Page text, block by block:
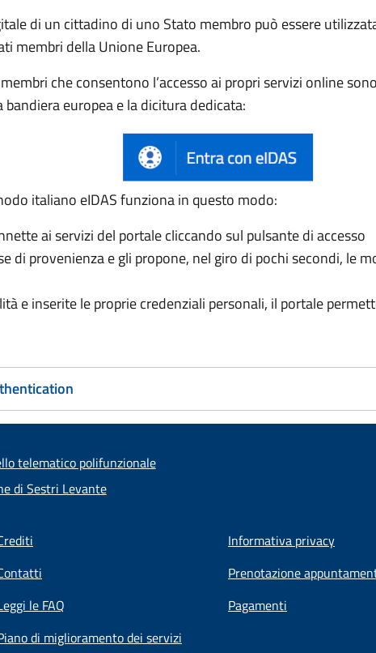
di un cittadino di uno Stato membro può essere
membri della Unione Europea.
che consentono l’accesso ai propri servizi online
europea e la dicitura dedicata:
italiano eIDAS funziona in questo modo:
ai servizi del portale cliccando sul pulsante di accesso
di provenienza e gli propone, nel giro di pochi secondi, le
e inserite le proprie credenziali personali, il portale
telematico polifunzionale
di Sestri Levante
Informativa privacy
Prenotazione
le FAQ Pagamenti
di miglioramento dei servizi